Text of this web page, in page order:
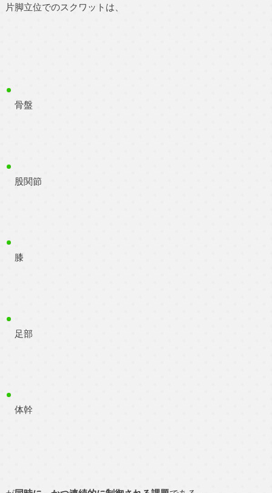
片脚立位でのスクワットは、
骨盤
股関節
膝
足部
体幹